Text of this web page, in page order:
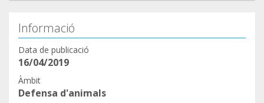
Informació
Data de publicació
16/04/2019
Àmbit
Defensa d'animals